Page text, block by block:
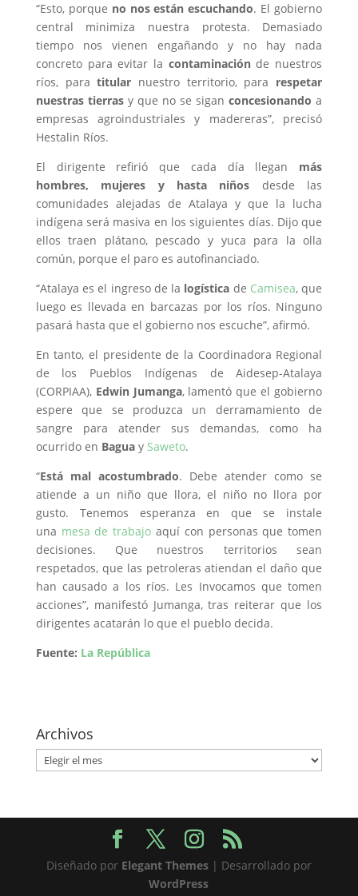
“Esto, porque no nos están escuchando. El gobierno
central minimiza nuestra protesta. Demasiado
tiempo nos vienen engañando y no hay nada
concreto para evitar la contaminaciónde nuestros
ríos, paratitular nuestro territorio, para respetar
nuestras tierrasy que no se siganconcesionando a
empresas agroindustriales y madereras”, precisó
Hestalin Ríos.
El dirigente refirió que cada día llegan más
hombres, mujeres y hasta niños desde las
comunidades alejadas de Atalaya y que la lucha
indígena será masiva en los siguientes días. Dijo que
ellos traen plátano, pescado y yuca para la olla
común, porque el paro es autofinanciado.
“Atalaya es el ingreso de la logística de Camisea, que
luego es llevada en barcazas por los ríos. Ninguno
pasará hasta que el gobierno nos escuche”, afirmó.
En tanto, el presidente de la Coordinadora Regional
de los Pueblos Indígenas de Aidesep-Atalaya
(CORPIAA),Edwin Jumanga, lamentó que el gobierno
espere que se produzca un derramamiento de
sangre para atender sus demandas, como ha
ocurrido en Baguay Saweto.
“Está mal acostumbrado. Debe atender como se
atiende a un niño que llora, el niño no llora por
gusto. Tenemos esperanza en que se instale
una mesa de trabajo aquí con personas que tomen
decisiones. Que nuestros territorios sean
respetados, que las petroleras atiendan el daño que
han causado a los ríos. Les Invocamos que tomen
acciones”, manifestó Jumanga, tras reiterar que los
dirigentes acatarán lo que el pueblo decida.
Fuente: La República
Archivos
Archivos
Diseñado por Elegant Themes| Desarrollado por
WordPress